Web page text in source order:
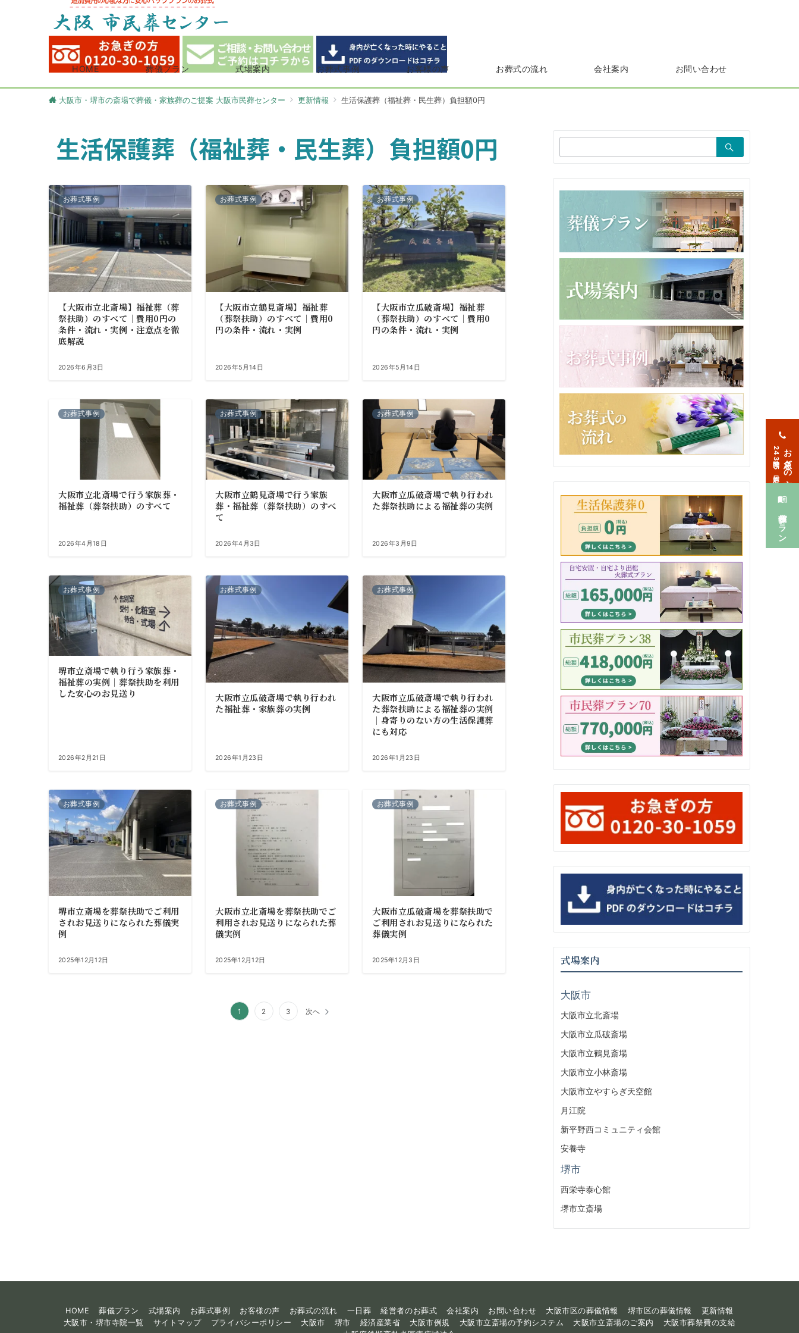
HOME 葬儀プラン 式場案内 お葬式事例 お客様の声 お葬式の流れ 会社案内 お問い合わせ
大阪市・堺市の斎場で葬儀・家族葬のご提案 大阪市民葬センター 更新情報 生活保護葬（福祉葬・民生葬）負担額0円
生活保護葬（福祉葬・民生葬）負担額0円
お葬式事例
【大阪市立北斎場】福祉葬（葬
祭扶助）のすべて｜費用0円の
条件・流れ・実例・注意点を徹
底解説
2026年6月3日
お葬式事例
【大阪市立鶴見斎場】福祉葬
（葬祭扶助）のすべて｜費用0
円の条件・流れ・実例
2026年5月14日
お葬式事例
【大阪市立瓜破斎場】福祉葬
（葬祭扶助）のすべて｜費用0
円の条件・流れ・実例
2026年5月14日
お葬式事例
大阪市立北斎場で行う家族葬・
福祉葬（葬祭扶助）のすべて
2026年4月18日
お葬式事例
大阪市立鶴見斎場で行う家族
葬・福祉葬（葬祭扶助）のすべ
て
2026年4月3日
お葬式事例
大阪市立瓜破斎場で執り行われ
た葬祭扶助による福祉葬の実例
2026年3月9日
お葬式事例
堺市立斎場で執り行う家族葬・
福祉葬の実例｜葬祭扶助を利用
した安心のお見送り
2026年2月21日
お葬式事例
大阪市立瓜破斎場で執り行われ
た福祉葬・家族葬の実例
2026年1月23日
お葬式事例
大阪市立瓜破斎場で執り行われ
た葬祭扶助による福祉葬の実例
｜身寄りのない方の生活保護葬
にも対応
2026年1月23日
お葬式事例
堺市立斎場を葬祭扶助でご利用
されお見送りになられた葬儀実
例
2025年12月12日
お葬式事例
大阪市立北斎場を葬祭扶助でご
利用されお見送りになられた葬
儀実例
2025年12月12日
お葬式事例
大阪市立瓜破斎場を葬祭扶助で
ご利用されお見送りになられた
葬儀実例
2025年12月3日
1 2 3 次へ
索：
式場案内
大阪市
大阪市立北斎場
大阪市立瓜破斎場
大阪市立鶴見斎場
大阪市立小林斎場
大阪市立やすらぎ天空館
月江院
新平野西コミュニティ会館
安養寺
堺市
西栄寺泰心館
堺市立斎場
HOME 葬儀プラン 式場案内 お葬式事例 お客様の声 お葬式の流れ 一日葬 経営者のお葬式 会社案内 お問い合わせ 大阪市区の葬儀情報 堺市区の葬儀情報
更新情報
大阪市・堺市寺院一覧
サイトマップ プライバシーポリシー 大阪市 堺市 経済産業省 大阪市例規 大阪市立斎場の予約システム 大阪市立斎場のご案内
大阪市葬祭費の支給
お急ぎの方
24時間365日対応
葬儀プラン